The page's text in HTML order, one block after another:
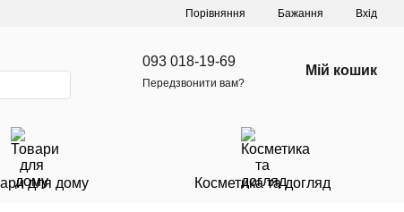
Порівняння Бажання Вхід
093 018-19-69
Передзвонити вам?
Мій кошик
для дому Косметика та догляд